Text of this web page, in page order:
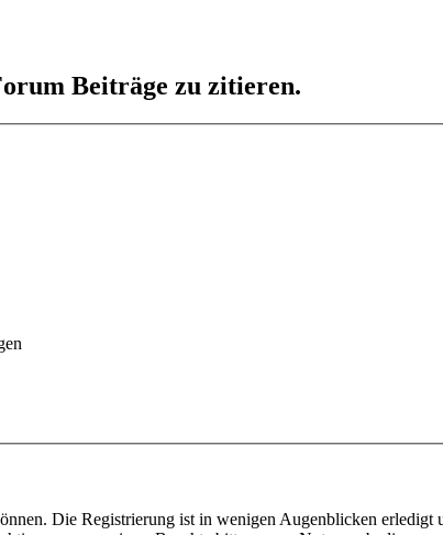
Beiträge zu zitieren.
Die Registrierung ist in wenigen Augenblicken